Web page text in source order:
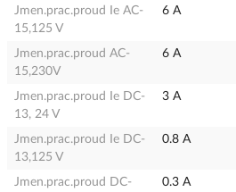
Jmen.prac.proud Ie AC-
15,125 V
6 A
Jmen.prac.proud AC-
15,230V
6 A
Jmen.prac.proud Ie DC-
13, 24 V
3 A
Jmen.prac.proud Ie DC-
13,125 V
0.8 A
Jmen.prac.proud DC-
0.3 A